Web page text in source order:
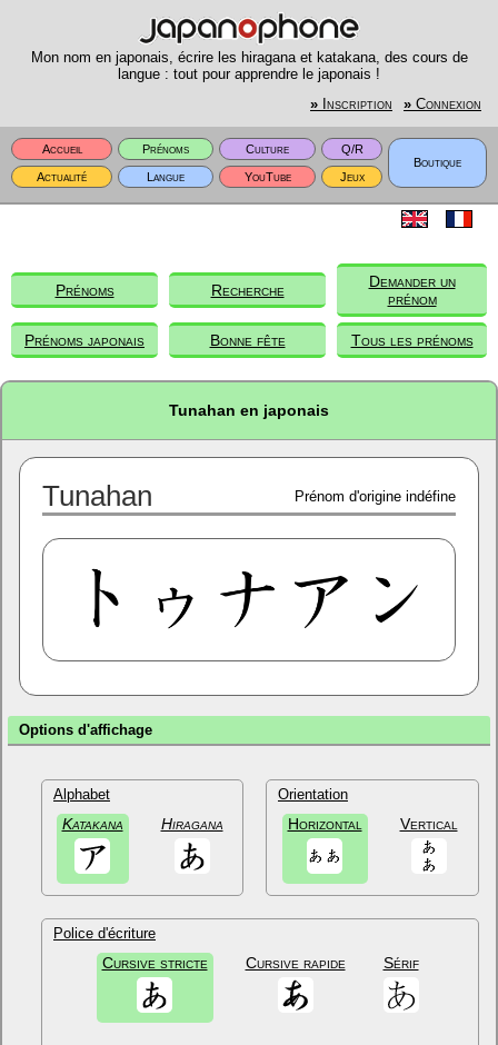
Mon nom en japonais, écrire les hiragana et katakana, des cours de
langue : tout pour apprendre le japonais !
» Inscription » Connexion
Accueil Prénoms Culture
Q/R
Boutique
Actualité
Langue YouTube Jeux
Prénoms Recherche
Demander un
prénom
Prénoms japonais Bonne fête Tous les prénoms
Tunahan en japonais
Tunahan Prénom d'origine indéfine
Options d'affichage
Alphabet
Katakana Hiragana
Orientation
Horizontal Vertical
Police d'écriture
Cursive stricte Cursive rapide Sérif